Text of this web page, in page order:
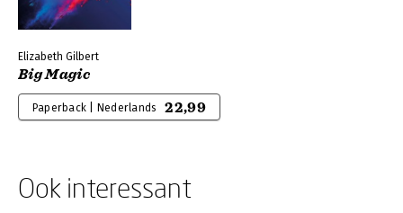
Elizabeth Gilbert
Big Magic
Paperback | Nederlands 22,99
Ook interessant